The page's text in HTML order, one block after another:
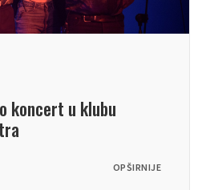
koncert u klubu
OPŠIRNIJE